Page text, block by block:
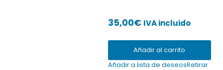
35,00€ IVA incluido
Añadir al carrito
Añadir a lista de deseosRetirar